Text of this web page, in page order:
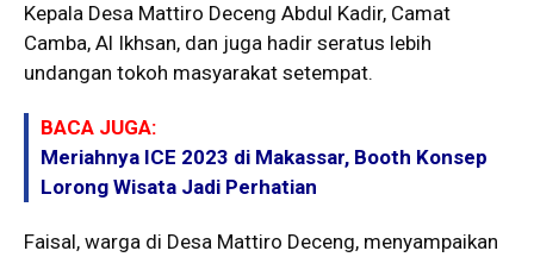
Kepala Desa Mattiro Deceng Abdul Kadir, Camat
Camba, Al Ikhsan, dan juga hadir seratus lebih
undangan tokoh masyarakat setempat.
BACA JUGA:
Meriahnya ICE 2023 di Makassar, Booth Konsep
Lorong Wisata Jadi Perhatian
Faisal, warga di Desa Mattiro Deceng, menyampaikan